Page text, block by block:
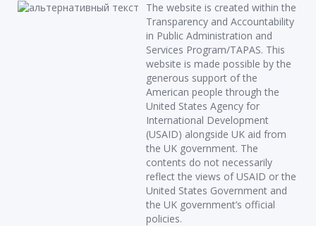
The website is created within the
Transparency and Accountability
in Public Administration and
Services Program/TAPAS. This
website is made possible by the
generous support of the
American people through the
United States Agency for
International Development
(USAID) alongside UK aid from
the UK government. The
contents do not necessarily
reflect the views of USAID or the
United States Government and
the UK government’s official
policies.